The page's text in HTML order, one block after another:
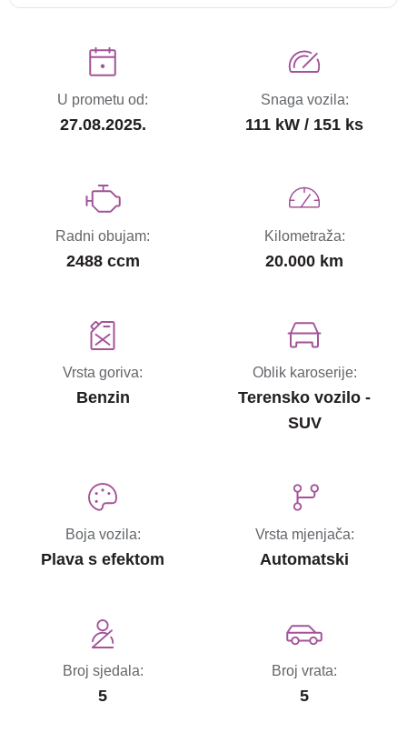
U prometu od:
27.08.2025.
Snaga vozila:
111 kW / 151 ks
Radni obujam:
2488 ccm
Kilometraža:
20.000 km
Vrsta goriva:
Benzin
Oblik karoserije:
Terensko vozilo -
SUV
Boja vozila:
Plava s efektom
Vrsta mjenjača:
Automatski
Broj sjedala:
5
Broj vrata:
5